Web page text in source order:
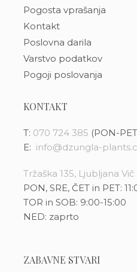
Pogosta vprašanja
Kontakt
Poslovna darila
Varstvo podatkov
Pogoji poslovanja
KONTAKT
T: 070 724 385 (PON-
E: info@dzungla-
Tržaška 135, Ljubljana Vič
PON, SRE, ČET in PET:
TOR in SOB: 9:00-15:00
NED: zaprto
ZABAVNE STVARI